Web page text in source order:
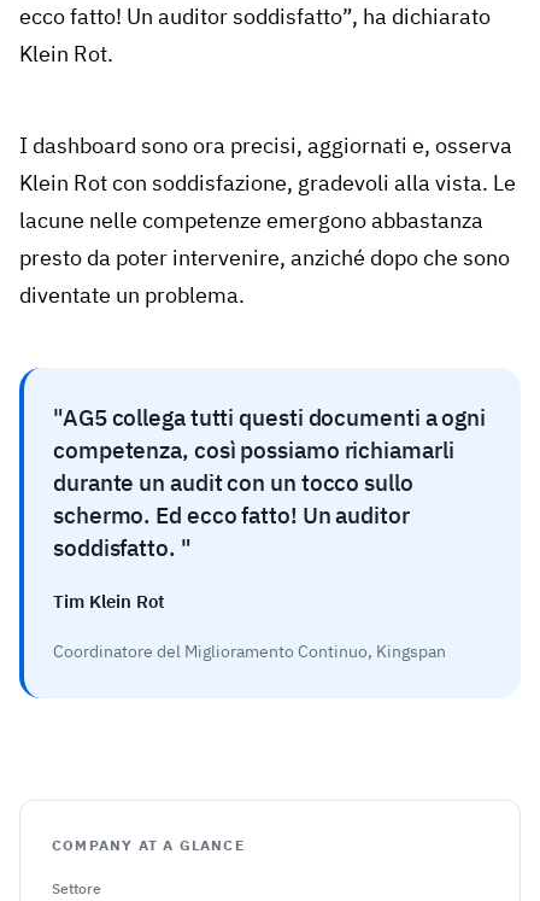
COMPANY AT A GLANCE
Settore
ecco fatto! Un auditor soddisfatto”, ha dichiarato
Klein Rot.
I dashboard sono ora precisi, aggiornati e, osserva
Klein Rot con soddisfazione, gradevoli alla vista. Le
lacune nelle competenze emergono abbastanza
presto da poter intervenire, anziché dopo che sono
diventate un problema.
AG5 collega tutti questi documenti a ogni
competenza, così possiamo richiamarli
durante un audit con un tocco sullo
schermo. Ed ecco fatto! Un auditor
soddisfatto.
Tim Klein Rot
Coordinatore del Miglioramento Continuo, Kingspan